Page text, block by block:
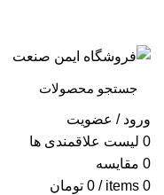
ورود / عضویت
0 لیست علاقمندی ها
0 مقایسه
0
items
/
0 تومان